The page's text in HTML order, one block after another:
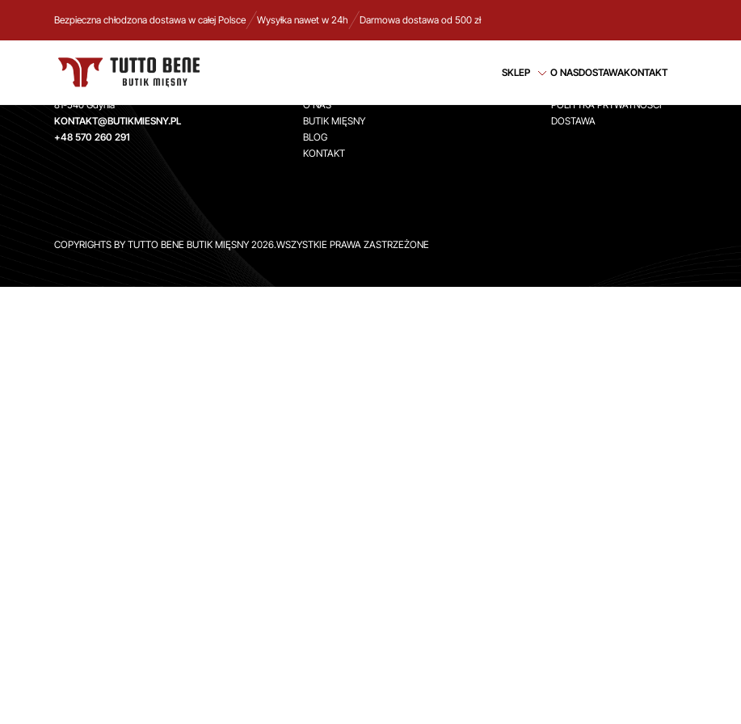
Bezpieczna chłodzona dostawa w całej Polsce Wysyłka nawet w 24h Darmowa dostawa od 500 zł
SKLEP O NASDOSTAWAKONTAKT
TUTTO BENE BUTIK MIĘSNY
Aleja Zwycięstwa 244,
81-540 Gdynia
KONTAKT@BUTIKMIESNY.PL
+48 570 260 291
O NAS
BUTIK MIĘSNY
BLOG
KONTAKT
REGULAMIN
POLITYKA PRYWATNOŚCI
DOSTAWA
COPYRIGHTS BY TUTTO BENE BUTIK MIĘSNY 2026.WSZYSTKIE PRAWA ZASTRZEŻONE